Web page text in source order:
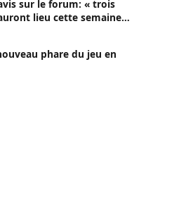
sur le forum: « trois
lieu cette semaine à
phare du jeu en